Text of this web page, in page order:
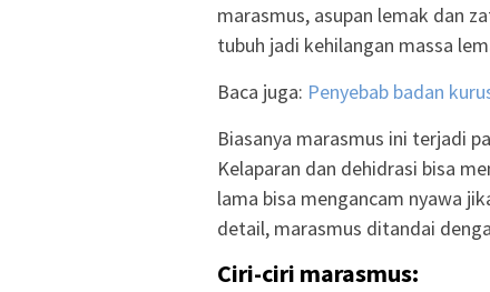
marasmus, asupan lemak dan
tubuh jadi kehilangan massa
Baca juga: Penyebab badan
Biasanya marasmus ini terjadi
Kelaparan dan dehidrasi bisa
lama bisa mengancam nyawa
detail, marasmus ditandai
Ciri-ciri marasmus: